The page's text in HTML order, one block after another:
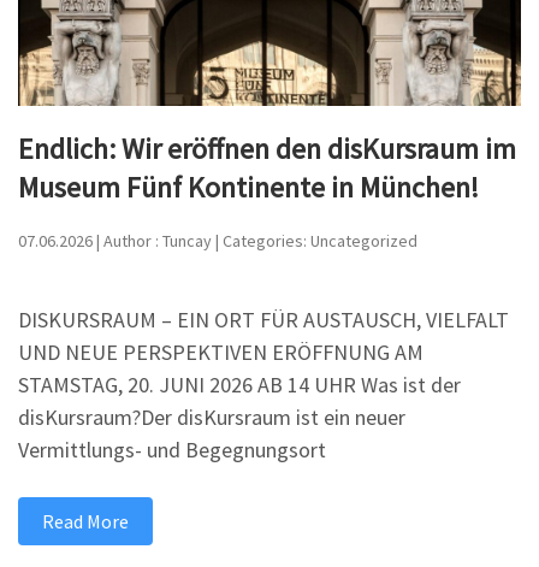
Endlich: Wir eröffnen den disKursraum im
Museum Fünf Kontinente in München!
07.06.2026 | Author : Tuncay | Categories: Uncategorized
DISKURSRAUM – EIN ORT FÜR AUSTAUSCH, VIELFALT
UND NEUE PERSPEKTIVEN ERÖFFNUNG AM
STAMSTAG, 20. JUNI 2026 AB 14 UHR Was ist der
disKursraum?Der disKursraum ist ein neuer
Vermittlungs- und Begegnungsort
Read More